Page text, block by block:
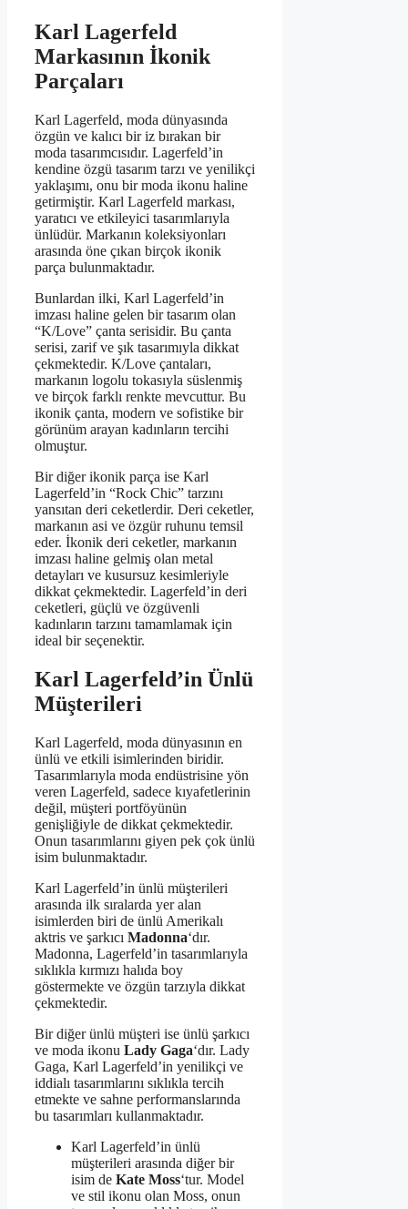
Karl Lagerfeld
Markasının İkonik
Parçaları
Karl Lagerfeld, moda dünyasında
özgün ve kalıcı bir iz bırakan bir
moda tasarımcısıdır. Lagerfeld’in
kendine özgü tasarım tarzı ve yenilikçi
yaklaşımı, onu bir moda ikonu haline
getirmiştir. Karl Lagerfeld markası,
yaratıcı ve etkileyici tasarımlarıyla
ünlüdür. Markanın koleksiyonları
arasında öne çıkan birçok ikonik
parça bulunmaktadır.
Bunlardan ilki, Karl Lagerfeld’in
imzası haline gelen bir tasarım olan
“K/Love” çanta serisidir. Bu çanta
serisi, zarif ve şık tasarımıyla dikkat
çekmektedir. K/Love çantaları,
markanın logolu tokasıyla süslenmiş
ve birçok farklı renkte mevcuttur. Bu
ikonik çanta, modern ve sofistike bir
görünüm arayan kadınların tercihi
olmuştur.
Bir diğer ikonik parça ise Karl
Lagerfeld’in “Rock Chic” tarzını
yansıtan deri ceketlerdir. Deri ceketler,
markanın asi ve özgür ruhunu temsil
eder. İkonik deri ceketler, markanın
imzası haline gelmiş olan metal
detayları ve kusursuz kesimleriyle
dikkat çekmektedir. Lagerfeld’in deri
ceketleri, güçlü ve özgüvenli
kadınların tarzını tamamlamak için
ideal bir seçenektir.
Karl Lagerfeld’in Ünlü
Müşterileri
Karl Lagerfeld, moda dünyasının en
ünlü ve etkili isimlerinden biridir.
Tasarımlarıyla moda endüstrisine yön
veren Lagerfeld, sadece kıyafetlerinin
değil, müşteri portföyünün
genişliğiyle de dikkat çekmektedir.
Onun tasarımlarını giyen pek çok ünlü
isim bulunmaktadır.
Karl Lagerfeld’in ünlü müşterileri
arasında ilk sıralarda yer alan
isimlerden biri de ünlü Amerikalı
aktris ve şarkıcı Madonna‘dır.
Madonna, Lagerfeld’in tasarımlarıyla
sıklıkla kırmızı halıda boy
göstermekte ve özgün tarzıyla dikkat
çekmektedir.
Bir diğer ünlü müşteri ise ünlü şarkıcı
ve moda ikonu Lady Gaga‘dır. Lady
Gaga, Karl Lagerfeld’in yenilikçi ve
iddialı tasarımlarını sıklıkla tercih
etmekte ve sahne performanslarında
bu tasarımları kullanmaktadır.
Karl Lagerfeld’in ünlü
müşterileri arasında diğer bir
isim de Kate Moss‘tur. Model
ve stil ikonu olan Moss, onun